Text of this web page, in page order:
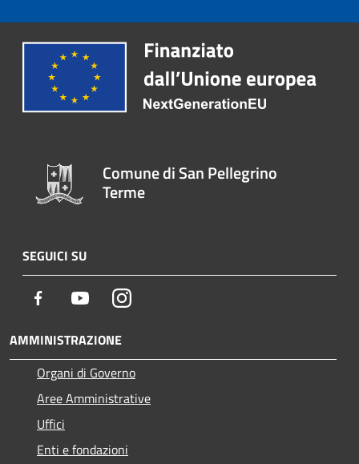
Comune di San Pellegrino
Terme
SEGUICI SU
Facebook YoutubeInstagram
AMMINISTRAZIONE
Organi di Governo
Aree Amministrative
Uffici
Enti e fondazioni